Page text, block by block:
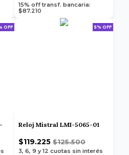
15% off transf. bancaria:
$87.210
OFF 5% OFF
Reloj Mistral LMI-5065-01
$119.225 $125.500
3, 6, 9 y 12 cuotas sin interés